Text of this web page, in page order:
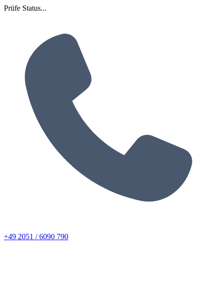
Prüfe Status...
+49 2051 / 6090 790